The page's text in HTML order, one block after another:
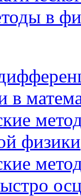
в
физики